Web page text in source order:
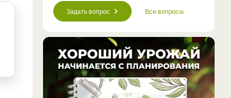
Задать вопрос Все вопросы